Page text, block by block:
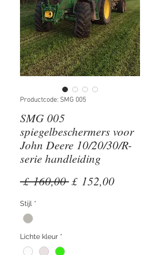
Productcode: SMG 005
SMG 005
spiegelbeschermers voor
John Deere 10/20/30/R-
serie handleiding
£ 160,00 Normale
£ 152,00
Stijl *
Lichte kleur *